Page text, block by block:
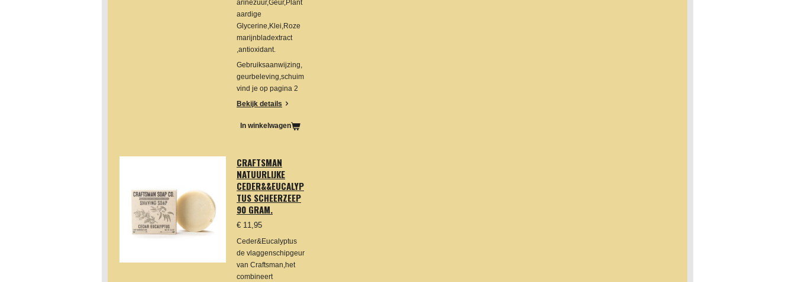
arinezuur,Geur,Plant
aardige
Glycerine,Klei,Roze
marijnbladextract
,antioxidant.
Gebruiksaanwijzing,
geurbeleving,schuim
vind je op pagina 2
Bekijk details
In winkelwagen
CRAFTSMAN
NATUURLIJKE
CEDER&&EUCALYP
TUS SCHEERZEEP
90 GRAM.
€ 11,95
Ceder&Eucalyptus
de vlaggenschipgeur
van Craftsman,het
combineert